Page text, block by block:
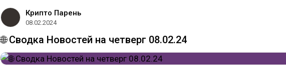
Крипто Парень
08.02.2024
🌐 Сводка Новостей на четверг 08.02.24